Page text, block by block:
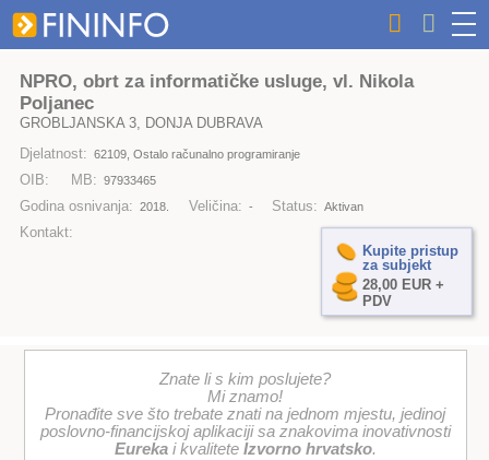
NPRO, obrt za informatičke usluge, vl. Nikola
Poljanec
GROBLJANSKA 3, DONJA DUBRAVA
Djelatnost: 62109, Ostalo računalno programiranje
OIB: MB: 97933465
Godina osnivanja: 2018. Veličina: - Status: Aktivan
Kontakt:
Kupite pristup
za subjekt
28,00 EUR +
PDV
Znate li s kim poslujete?
Mi znamo!
Pronađite sve što trebate znati na jednom mjestu, jedinoj
poslovno-financijskoj aplikaciji sa znakovima inovativnosti
Eurekai kvalitete Izvorno hrvatsko.